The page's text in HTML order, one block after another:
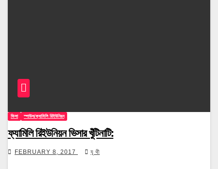
ভিসা স্পাউস/ফ্যামিলি রিইউনিয়ন
ফ্যামিলি রিইউনিয়ন ভিসার খুঁটিনাটি:
FEBRUARY 8, 2017 যূ থী